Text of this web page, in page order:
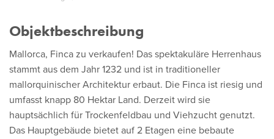
Objektbeschreibung
Mallorca, Finca zu verkaufen! Das spektakuläre Herrenhaus
stammt aus dem Jahr 1232 und ist in traditioneller
mallorquinischer Architektur erbaut. Die Finca ist riesig und
umfasst knapp 80 Hektar Land. Derzeit wird sie
hauptsächlich für Trockenfeldbau und Viehzucht genutzt.
Das Hauptgebäude bietet auf 2 Etagen eine bebaute